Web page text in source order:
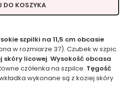
DO KOSZYKA
szpilki na 11,5 cm obcasie
w rozmiarze 37). Czubek w szpic.
skóry licowej. Wysokość obcasa
czółenka na szpilce. Tęgość
wykonane są z koziej skóry